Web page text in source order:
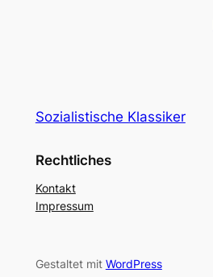
Sozialistische Klassiker
Rechtliches
Kontakt
Impressum
Gestaltet mit WordPress